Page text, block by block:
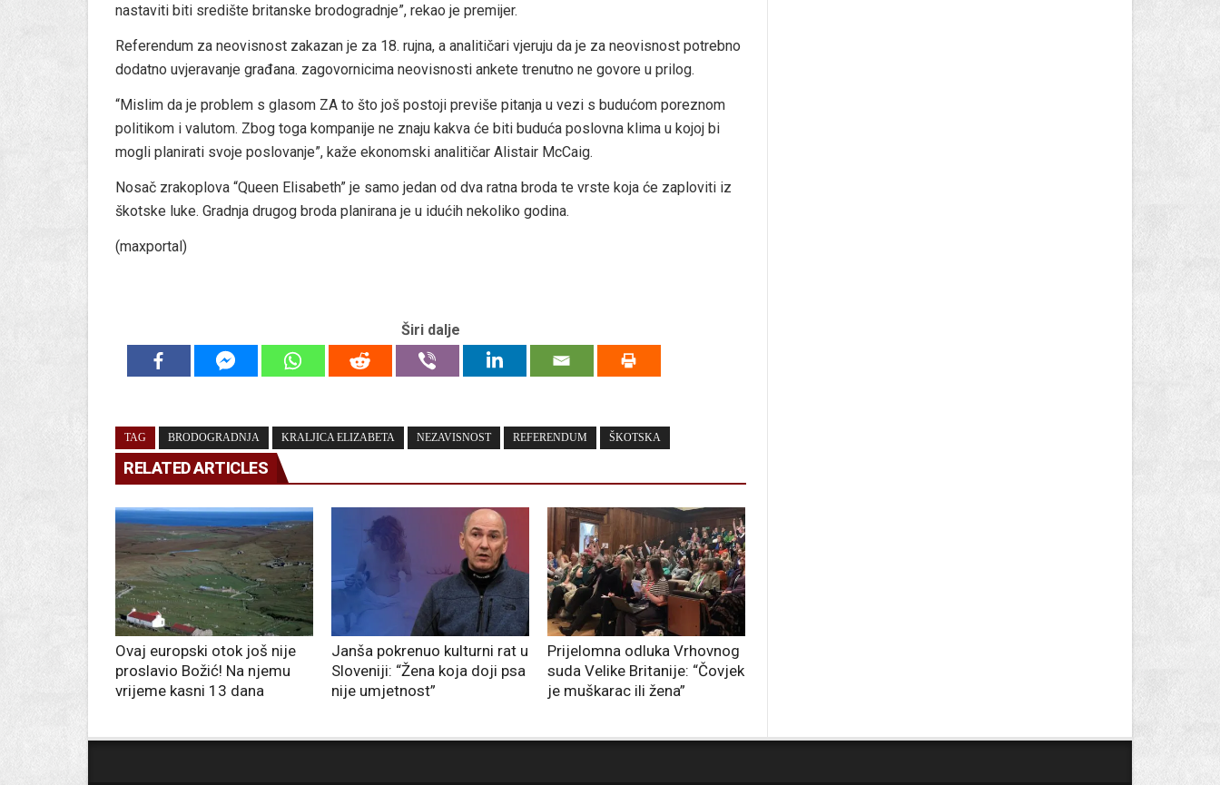
nastaviti biti središte britanske brodogradnje”, rekao je premijer.
Referendum za neovisnost zakazan je za 18. rujna, a analitičari vjeruju da je za neovisnost potrebno
dodatno uvjeravanje građana. zagovornicima neovisnosti ankete trenutno ne govore u prilog.
“Mislim da je problem s glasom ZA to što još postoji previše pitanja u vezi s budućom poreznom
politikom i valutom. Zbog toga kompanije ne znaju kakva će biti buduća poslovna klima u kojoj bi
mogli planirati svoje poslovanje”, kaže ekonomski analitičar Alistair McCaig.
Nosač zrakoplova “Queen Elisabeth” je samo jedan od dva ratna broda te vrste koja će zaploviti iz
škotske luke. Gradnja drugog broda planirana je u idućih nekoliko godina.
(maxportal)
Širi dalje
TAG BRODOGRADNJA KRALJICA ELIZABETA NEZAVISNOST REFERENDUM ŠKOTSKA
RELATED ARTICLES
Ovaj europski otok još nije
proslavio Božić! Na njemu
vrijeme kasni 13 dana
Janša pokrenuo kulturni rat u
Sloveniji: “Žena koja doji psa
nije umjetnost”
Prijelomna odluka Vrhovnog
suda Velike Britanije: “Čovjek
je muškarac ili žena”